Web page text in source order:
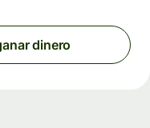
dinero